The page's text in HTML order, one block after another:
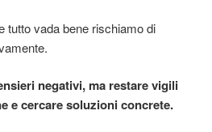
tutto vada bene rischiamo di
negativi, ma restare vigili
e cercare soluzioni concrete.